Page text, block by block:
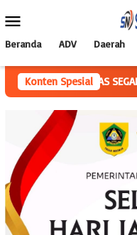
ke
Mobile
Beranda ADV Daerah
Konten Spesial
ATAS SEGALANYA